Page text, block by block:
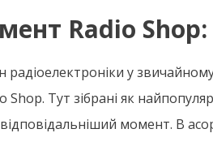
Radio
у
Тут зібрані як
момент. В